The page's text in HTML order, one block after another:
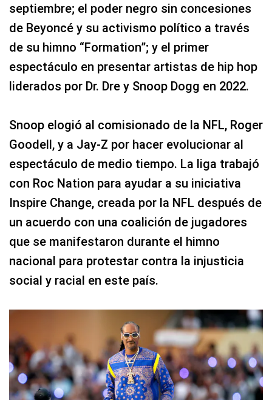
septiembre; el poder negro sin concesiones
de Beyoncé y su activismo político a través
de su himno “Formation”; y el primer
espectáculo en presentar artistas de hip hop
liderados por Dr. Dre y Snoop Dogg en 2022.
Snoop elogió al comisionado de la NFL, Roger
Goodell, y a Jay-Z por hacer evolucionar al
espectáculo de medio tiempo. La liga trabajó
con Roc Nation para ayudar a su iniciativa
Inspire Change, creada por la NFL después de
un acuerdo con una coalición de jugadores
que se manifestaron durante el himno
nacional para protestar contra la injusticia
social y racial en este país.